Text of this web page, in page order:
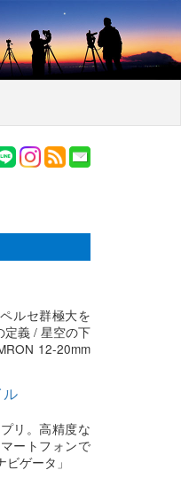
ルセ群極大を
定義 / 星空の下
12-20mm
ル
リ。高精度な
ートフォンで
ゲータ」